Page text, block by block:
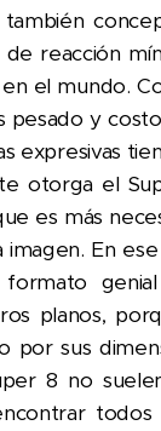
también
reacción
el mundo.
pesado y
expresivas
otorga el
es más
imagen. En
planos,
por sus
8 no